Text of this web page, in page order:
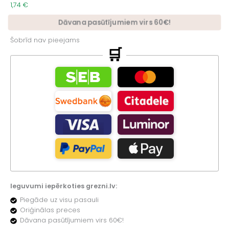
1,74 €
Dāvana pasūtījumiem virs 60€!
Šobrīd nav pieejams
🛒
Ieguvumi iepērkoties grezni.lv:
Piegāde uz visu pasauli
Oriģinālas preces
Dāvana pasūtījumiem virs 60€!